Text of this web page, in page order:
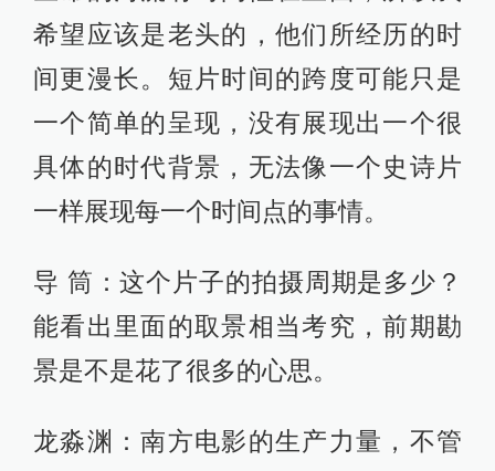
它的剧本从预算、操作性的角度上还
是较为可控的。也看到了导演在当地
生活经历的积累，很多场景都是根据
他对于自己熟悉的家乡山水的了解来
构思的。也有很多人看完对这个电影
视觉上、景观上的画面留下了很深的
印象，在釜山影展甚至有观众问，这
个地方在哪儿？而且还记下来。我觉
以及对于自己的生活很认真的一种体